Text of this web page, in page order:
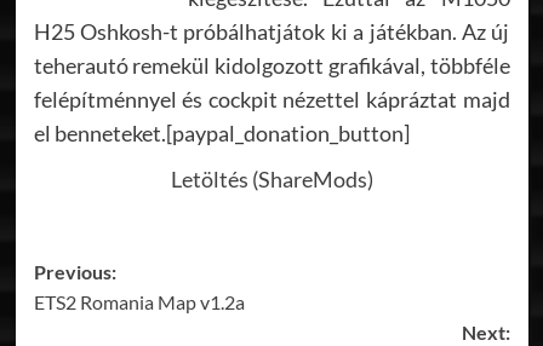
H25 Oshkosh-t próbálhatjátok ki a játékban. Az új
teherautó remekül kidolgozott grafikával, többféle
felépítménnyel és cockpit nézettel kápráztat majd
el benneteket.[paypal_donation_button]
Letöltés (ShareMods)
Post
navigation
Previous:
ETS2 Romania Map v1.2a
Next: